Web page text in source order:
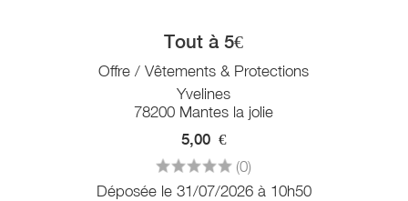
Tout à 5€
Offre / Vêtements & Protections
Yvelines
78200 Mantes la jolie
5,00 €
(0)
Déposée le 31/07/2026 à 10h50